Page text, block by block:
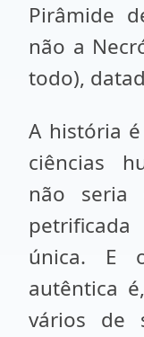
Pirâmide
não a
todo),
A história
ciências
não seria
única. E
autêntica
vários de